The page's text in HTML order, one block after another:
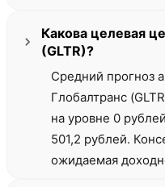
Какова целевая
(GLTR)?
Средний прогноз
Глобалтранс
на уровне 0
501,2 рублей.
ожидаемая